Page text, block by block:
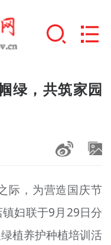
+
绿，共筑家园
际，为营造国庆节
妇联于9月29日分
植养护种植培训活